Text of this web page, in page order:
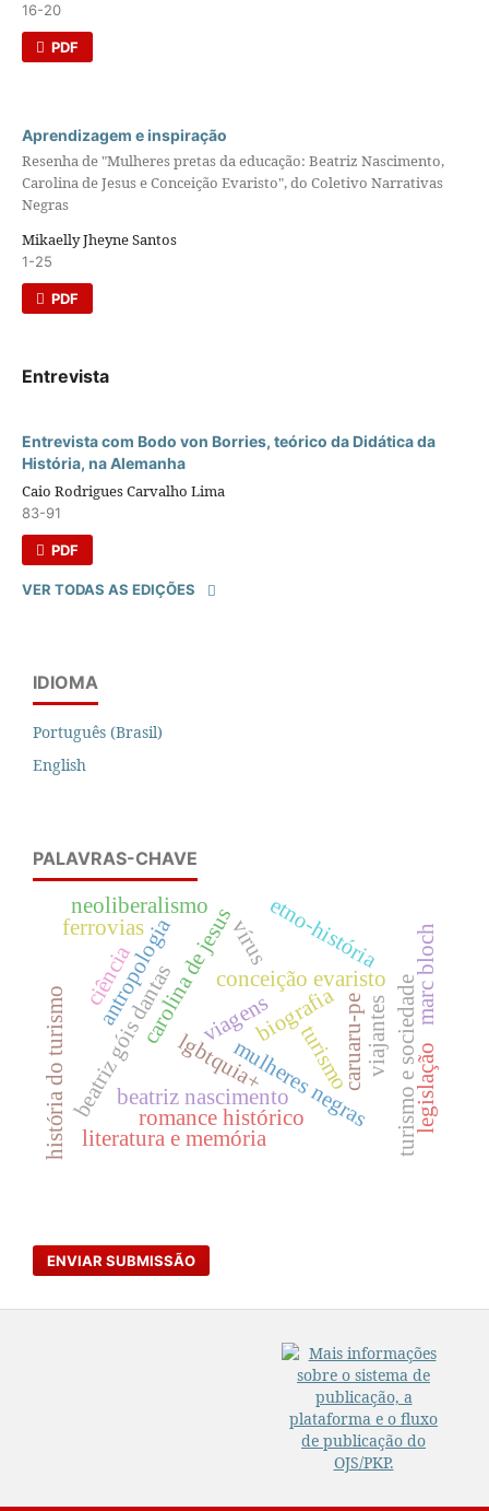
16-20
PDF
Aprendizagem e inspiração
Resenha de "Mulheres pretas da educação: Beatriz Nascimento,
Carolina de Jesus e Conceição Evaristo", do Coletivo Narrativas
Negras
Mikaelly Jheyne Santos
1-25
PDF
Entrevista
Entrevista com Bodo von Borries, teórico da Didática da
História, na Alemanha
Caio Rodrigues Carvalho Lima
83-91
PDF
VER TODAS AS EDIÇÕES
IDIOMA
Português (Brasil)
English
PALAVRAS-CHAVE
mulheres negras
biografia
carolina de jesusconceição evaristo
beatriz nascimento
beatriz góis dantas
antropologia etno-história
ferrovias
história do turismo turismo e sociedade
lgbtquia+ caruaru-pe
viagens viajantes
turismo legislação
neoliberalismo
ciência vírus
romance histórico
literatura e memória
marc bloch
ENVIAR SUBMISSÃO